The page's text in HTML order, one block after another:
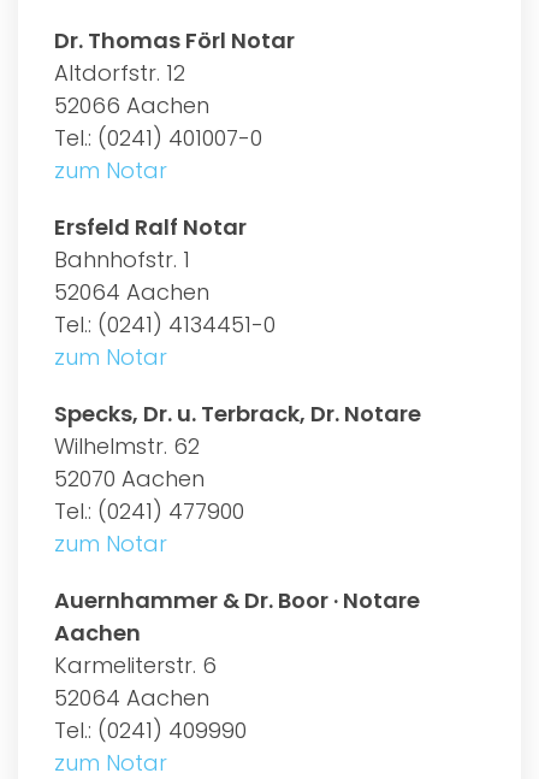
Dr. Thomas Förl Notar
Altdorfstr. 12
52066 Aachen
Tel.: (0241) 401007-0
zum Notar
Ersfeld Ralf Notar
Bahnhofstr. 1
52064 Aachen
Tel.: (0241) 4134451-0
zum Notar
Specks, Dr. u. Terbrack, Dr. Notare
Wilhelmstr. 62
52070 Aachen
Tel.: (0241) 477900
zum Notar
Auernhammer & Dr. Boor · Notare
Aachen
Karmeliterstr. 6
52064 Aachen
Tel.: (0241) 409990
zum Notar